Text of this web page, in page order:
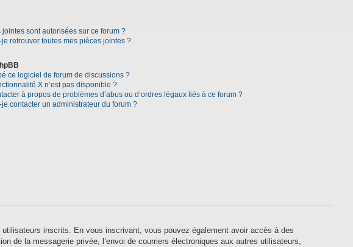
sont autorisées sur ce forum ?
retrouver toutes mes pièces jointes ?
ce logiciel de forum de discussions ?
X n’est pas disponible ?
à propos de problèmes d’abus ou d’ordres légaux liés à ce forum ?
contacter un administrateur du forum ?
inscrits. En vous inscrivant, vous pouvez également avoir accès à des
de la messagerie privée, l’envoi de courriers électroniques aux autres utilisateurs,